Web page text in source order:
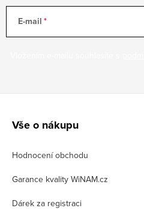
E-mail
Vše o nákupu
Hodnocení obchodu
Garance kvality WiNAM.cz
Dárek za registraci